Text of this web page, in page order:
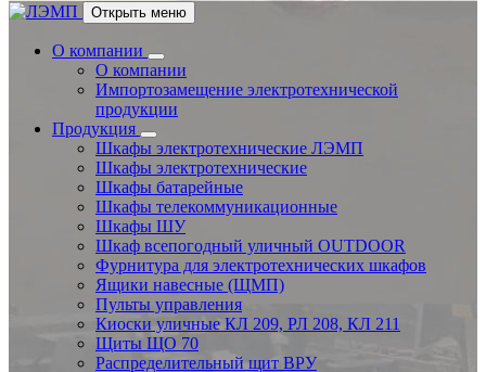
Открыть меню
О компании
О компании
Импортозамещение электротехнической
продукции
Продукция
Шкафы электротехнические ЛЭМП
Шкафы электротехнические
Шкафы батарейные
Шкафы телекоммуникационные
Шкафы ШУ
Шкаф всепогодный уличный OUTDOOR
Фурнитура для электротехнических шкафов
Ящики навесные (ЩМП)
Пульты управления
Киоски уличные КЛ 209, РЛ 208, КЛ 211
Щиты ЩО 70
Распределительный щит ВРУ